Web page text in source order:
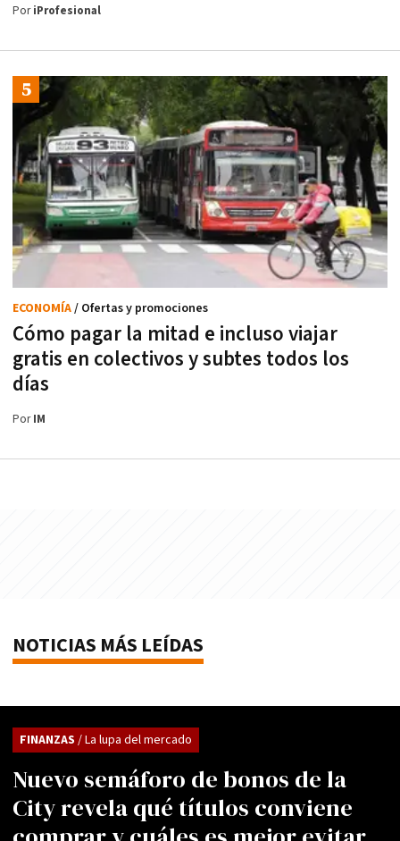
PoriProfesional
Cómo pagar la mitad e incluso viajar
gratis en colectivos y subtes todos los
días
ECONOMÍA/ Ofertas y promociones
PorIM
NOTICIAS MÁS LEÍDAS
Nuevo semáforo de bonos de la
City revela qué títulos conviene
FINANZAS / La lupa del mercado